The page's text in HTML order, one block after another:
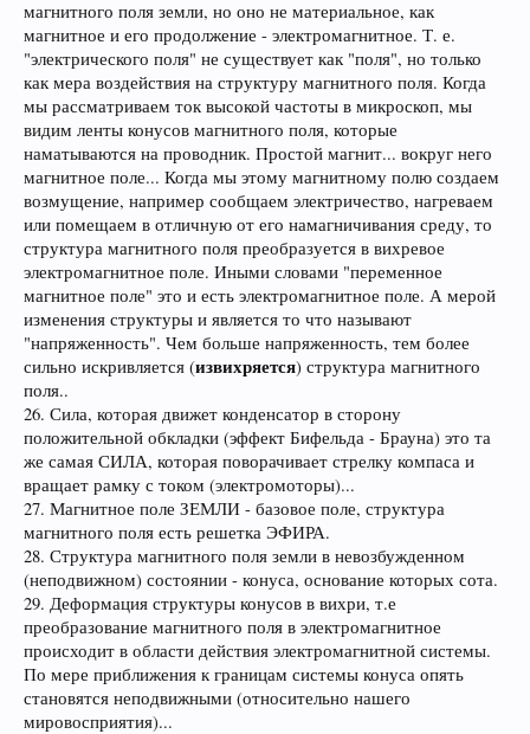
магнитного поля земли, но оно не материальное, как
магнитное и его продолжение - электромагнитное. Т. е.
"электрического поля" не существует как "поля", но только
как мера воздействия на структуру магнитного поля. Когда
мы рассматриваем ток высокой частоты в микроскоп, мы
видим ленты конусов магнитного поля, которые
наматываются на проводник. Простой магнит... вокруг него
магнитное поле... Когда мы этому магнитному полю создаем
возмущение, например сообщаем электричество, нагреваем
или помещаем в отличную от его намагничивания среду, то
структура магнитного поля преобразуется в вихревое
электромагнитное поле. Иными словами "переменное
магнитное поле" это и есть электромагнитное поле. А мерой
изменения структуры и является то что называют
"напряженность". Чем больше напряженность, тем более
сильно искривляется (извихряется) структура магнитного
поля..
26. Сила, которая движет конденсатор в сторону
положительной обкладки (эффект Бифельда - Брауна) это та
же самая СИЛА, которая поворачивает стрелку компаса и
вращает рамку с током (электромоторы)...
27. Магнитное поле ЗЕМЛИ - базовое поле, структура
магнитного поля есть решетка ЭФИРА.
28. Структура магнитного поля земли в невозбужденном
(неподвижном) состоянии - конуса, основание которых сота.
29. Деформация структуры конусов в вихри, т.е
преобразование магнитного поля в электромагнитное
происходит в области действия электромагнитной системы.
По мере приближения к границам системы конуса опять
становятся неподвижными (относительно нашего
мировосприятия)...